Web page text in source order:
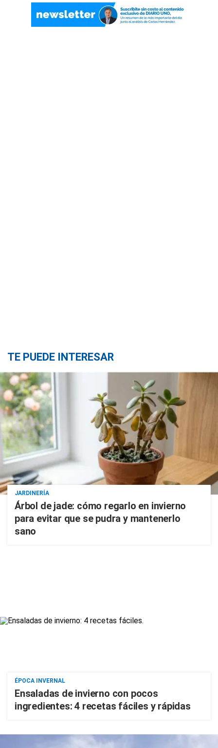
TE PUEDE INTERESAR
JARDINERÍA
Árbol de jade: cómo regarlo en invierno
para evitar que se pudra y mantenerlo
sano
ÉPOCA INVERNAL
Ensaladas de invierno con pocos
ingredientes: 4 recetas fáciles y rápidas